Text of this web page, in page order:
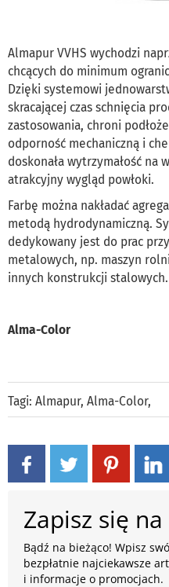
Almapur VVHS wychodzi
chcących do minimum
Dzięki systemowi
skracającej czas schnięcia
zastosowania, chroni
odporność mechaniczną i
doskonała wytrzymałość na
atrakcyjny wygląd powłoki.
Farbę można nakładać
metodą hydrodynamiczną.
dedykowany jest do prac
metalowych, np. maszyn
innych konstrukcji stalowych.
Alma-Color
Tagi: Almapur, Alma-Color,
Zapisz się
Bądź na bieżąco! Wpisz
bezpłatnie najciekawsze
i informacje o promocjach.